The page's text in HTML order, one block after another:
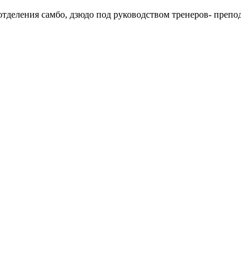
самбо, дзюдо под руководством тренеров-